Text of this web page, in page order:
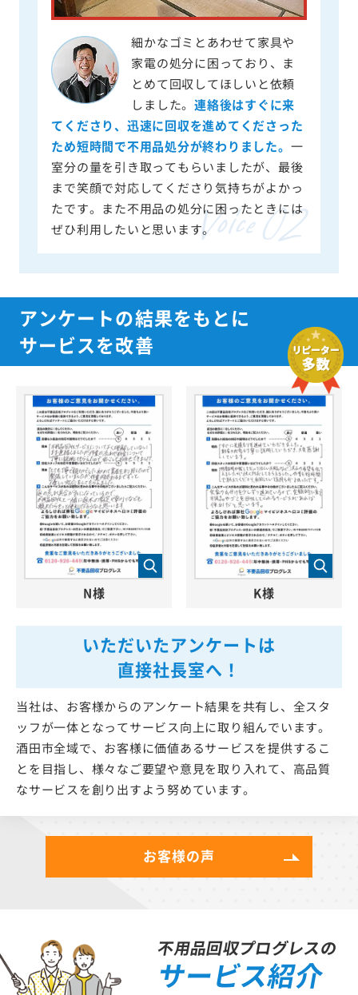
細かなゴミとあわせて家具や
家電の処分に困っており、ま
とめて回収してほしいと依頼
しました。連絡後はすぐに来
てくださり、迅速に回収を進めてくださった
ため短時間で不用品処分が終わりました。 一
室分の量を引き取ってもらいましたが、最後
まで笑顔で対応してくださり気持ちがよかっ
たです。また不用品の処分に困ったときには
ぜひ利用したいと思います。
アンケートの結果をもとに
サービスを改善
いただいたアンケートは
直接社長室へ！
当社は、お客様からのアンケート結果を共有し、全スタ
ッフが一体となってサービス向上に取り組んでいます。
酒田市全域で、お客様に価値あるサービスを提供するこ
とを目指し、様々なご要望や意見を取り入れて、高品質
なサービスを創り出すよう努めています。
N様 K様
お客様の声
不用品回収プログレスの
サービス紹介